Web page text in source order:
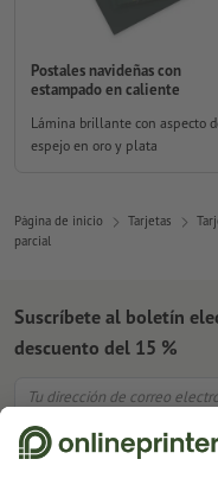
Postales navideñas con
estampado en caliente
Lámina brillante con aspecto
espejo en oro y plata
Página de inicio Tarjetas
parcial
Nosotros
Suscríbete al boletín
descuento del 15 %